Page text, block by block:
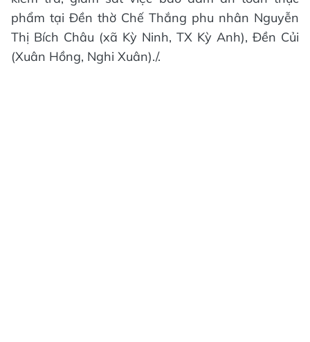
phẩm tại Đền thờ Chế Thắng phu nhân Nguyễn
Thị Bích Châu (xã Kỳ Ninh, TX Kỳ Anh), Đền Củi
(Xuân Hồng, Nghi Xuân)./.